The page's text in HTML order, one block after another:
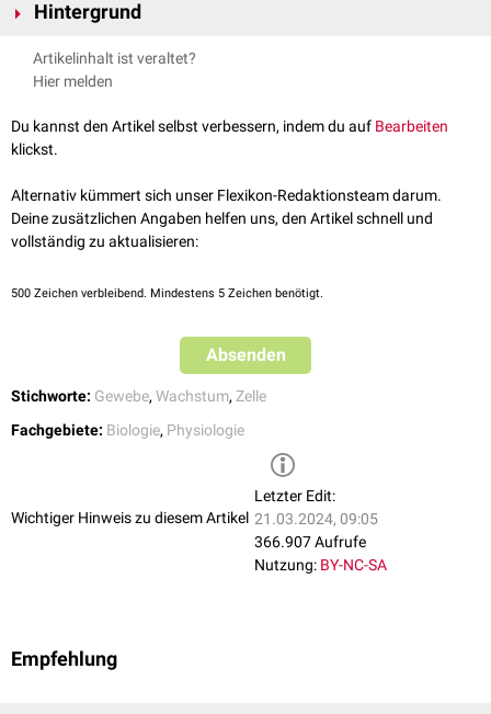
Hintergrund
Die Zellproliferation wird durch eine Vielzahl von Faktoren gesteuert. Zu
den wichtigsten zählen
über intrazelluläre Signalkaskaden
den Stoffwechsel der Zellen
beeinflussen.
der Histologie alsProliferationszonen. Solche Zonen sind z.B. bei der
Knochenbildung durch viele parallel stehende Zellsäulenerkennbar.
Artikelinhalt ist veraltet?
Hier melden
Du kannst den Artikel selbst verbessern, indem du auf Bearbeiten
klickst.
Alternativ kümmert sich unser Flexikon-Redaktionsteam darum.
Deine zusätzlichen Angaben helfen uns, den Artikel schnell und
vollständig zu aktualisieren:
500 Zeichen verbleibend. Mindestens 5 Zeichen benötigt.
Absenden
Stichworte: Gewebe, Wachstum, Zelle
Fachgebiete: Biologie, Physiologie
Wichtiger Hinweis zu diesem Artikel
Letzter Edit:
21.03.2024, 09:05
366.907 Aufrufe
Nutzung: BY-NC-SA
Empfehlung